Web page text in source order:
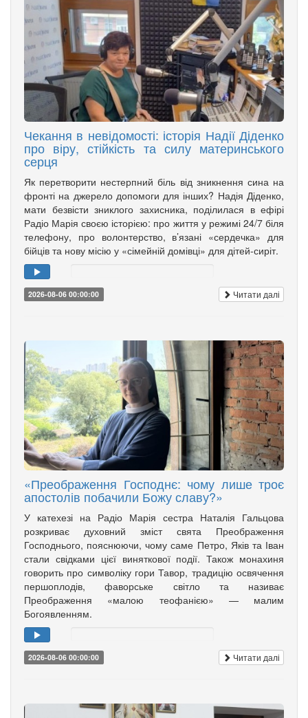
Чекання в невідомості: історія Надії Діденко
про віру, стійкість та силу материнського
серця
Як перетворити нестерпний біль від зникнення сина на
фронті на джерело допомоги для інших? Надія Діденко,
мати безвісти зниклого захисника, поділилася в ефірі
Радіо Марія своєю історією: про життя у режимі 24/7 біля
телефону, про волонтерство, в’язані «сердечка» для
бійців та нову місію у «сімейній домівці» для дітей-сиріт.
2026-08-06 00:00:00 Читати далі
«Преображення Господнє: чому лише троє
апостолів побачили Божу славу?»
У катехезі на Радіо Марія сестра Наталія Гальцова
розкриває духовний зміст свята Преображення
Господнього, пояснюючи, чому саме Петро, Яків та Іван
стали свідками цієї виняткової події. Також монахиня
говорить про символіку гори Тавор, традицію освячення
першоплодів, фаворське світло та називає
Преображення «малою теофанією» — малим
Богоявленням.
2026-08-06 00:00:00 Читати далі